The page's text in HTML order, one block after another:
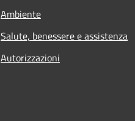
Ambiente
Salute, benessere e assistenza
Autorizzazioni